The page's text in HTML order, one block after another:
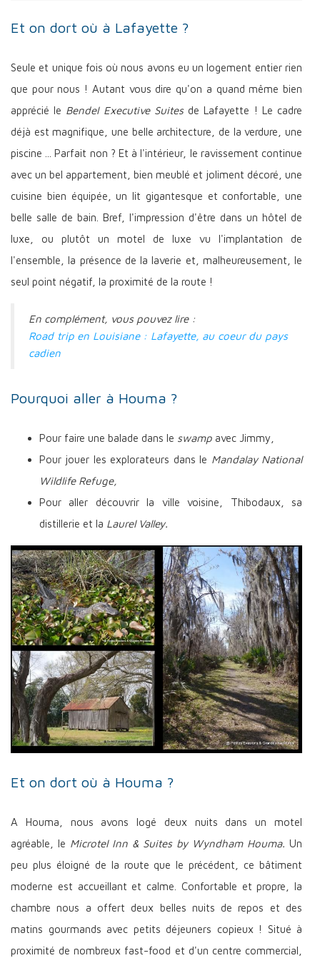
Et on dort où à Lafayette ?
Seule et unique fois où nous avons eu un logement entier rien
que pour nous ! Autant vous dire qu'on a quand même bien
apprécié le Bendel Executive Suites de Lafayette ! Le cadre
déjà est magnifique, une belle architecture, de la verdure, une
piscine ... Parfait non ? Et à l'intérieur, le ravissement continue
avec un bel appartement, bien meublé et joliment décoré, une
cuisine bien équipée, un lit gigantesque et confortable, une
belle salle de bain. Bref, l'impression d'être dans un hôtel de
luxe, ou plutôt un motel de luxe vu l'implantation de
l'ensemble, la présence de la laverie et, malheureusement, le
seul point négatif, la proximité de la route !
En complément, vous pouvez lire :
Road trip en Louisiane : Lafayette, au coeur du pays
cadien
Pourquoi aller à Houma ?
Pour faire une balade dans le swamp avec Jimmy,
Pour jouer les explorateurs dans le Mandalay National
Wildlife Refuge,
Pour aller découvrir la ville voisine, Thibodaux, sa
distillerie et la Laurel Valley.
Et on dort où à Houma ?
A Houma, nous avons logé deux nuits dans un motel
agréable, le Microtel Inn & Suites by Wyndham Houma.Un
peu plus éloigné de la route que le précédent, ce bâtiment
moderne est accueillant et calme. Confortable et propre, la
chambre nous a offert deux belles nuits de repos et des
matins gourmands avec petits déjeuners copieux ! Situé à
proximité de nombreux fast-food et d'un centre commercial,